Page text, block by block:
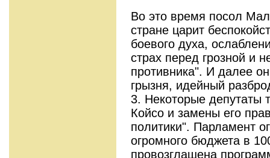
Во это время посол
стране царит
боевого духа,
страх перед грозной и
противника". И далее
грызня, идейный
3. Некоторые депутаты
Койсо и замены его
политики". Парламент
огромного бюджета в
провозглашена